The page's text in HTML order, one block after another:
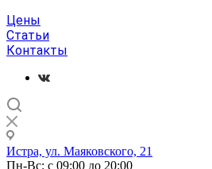
Цены
Статьи
Контакты
Истра, ул. Маяковского, 21
Пн-Вс: с 09:00 до 20:00